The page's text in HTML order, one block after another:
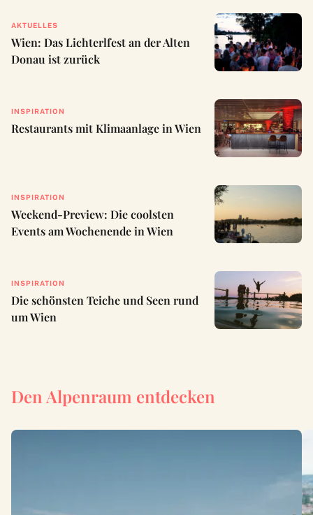
AKTUELLES
Wien: Das Lichterlfest an der Alten
Donau ist zurück
INSPIRATION
Restaurants mit Klimaanlage in Wien
INSPIRATION
Weekend-Preview: Die coolsten
Events am Wochenende in Wien
INSPIRATION
Die schönsten Teiche und Seen rund
um Wien
Den Alpenraum entdecken